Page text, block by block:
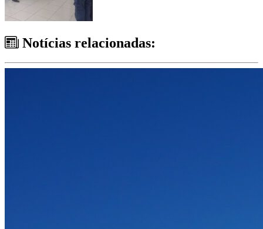
Notícias relacionadas: